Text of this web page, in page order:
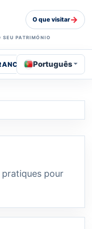
SEU PATRIMÓNIO
O que visitar→
Português
pour